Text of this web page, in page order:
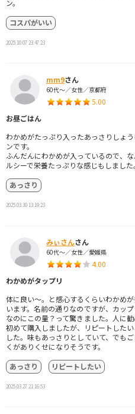
ン。
コスパがいい
2025.10.07 23:47:23
mm9さん
60代～／女性／京都府
5.00
お昼ごはん
わかめがたっぷり入ったあっさりしょ
ンです。
ふんだんにわかめが入っているので、
ルシーで栄養たっぷりな感じもしました。
あっさり
2025.03.30 13:19:23
みぃさんさん
60代～／女性／愛媛県
4.00
わかめがタップリ
体に良い～。と感心するくらいわかめ
います。名前の通りなのですが、カッ
なのにこの量？って驚きました。人に
初めて購入しましたが、リピートした
した。味もあっさりとしていて、でも
くがありくせになりそうです。
あっさり
リピートしたい
2025.03.27 21:16:53